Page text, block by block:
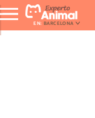
EN: BARCELONA